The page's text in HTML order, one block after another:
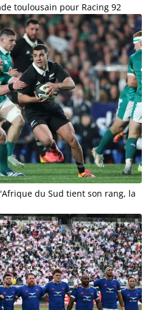
toulousain pour Racing 92
du Sud tient son rang, la